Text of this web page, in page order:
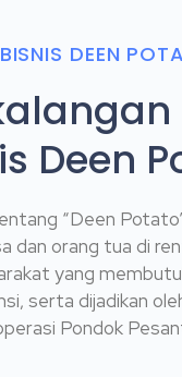
DEEN
Deen
“Deen
dan orang tua di
yang
serta dijadikan
Pondok